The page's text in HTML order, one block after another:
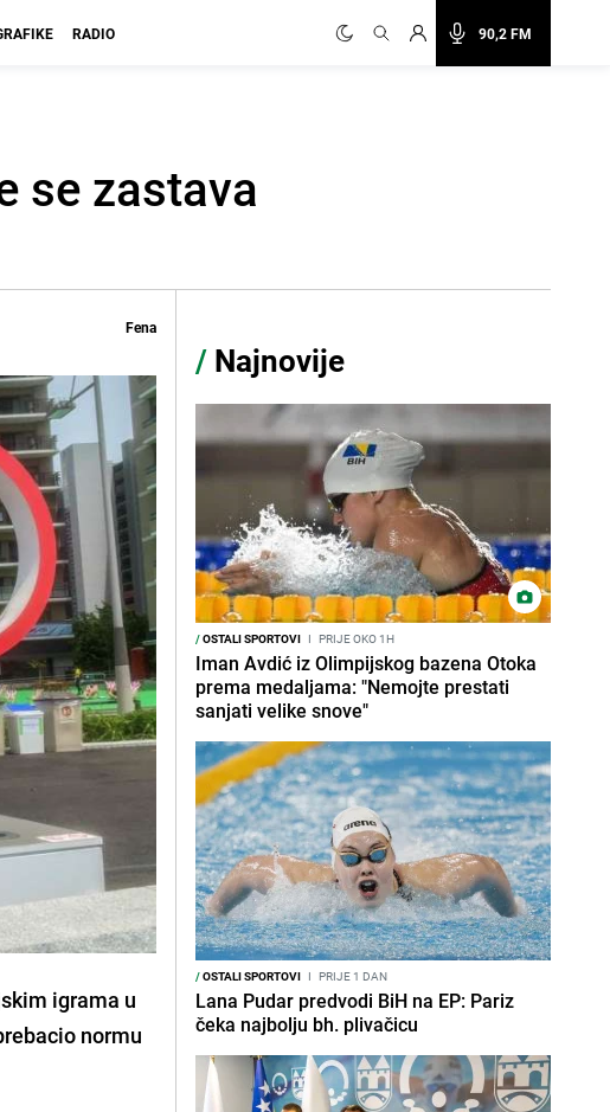
90,2 FM
RADIO
se zastava
Fena
igrama u
normu
/ Najnovije
/OSTALI SPORTOVI I PRIJE OKO 1H
Iman Avdić iz Olimpijskog bazena Otoka
prema medaljama: "Nemojte prestati
sanjati velike snove"
/OSTALI SPORTOVI I PRIJE 1 DAN
Lana Pudar predvodi BiH na EP: Pariz
čeka najbolju bh. plivačicu